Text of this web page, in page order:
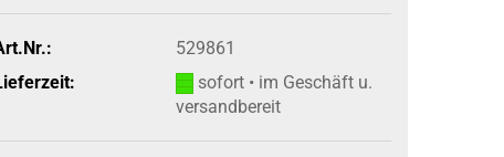
529861
sofort • im Geschäft u.
versandbereit